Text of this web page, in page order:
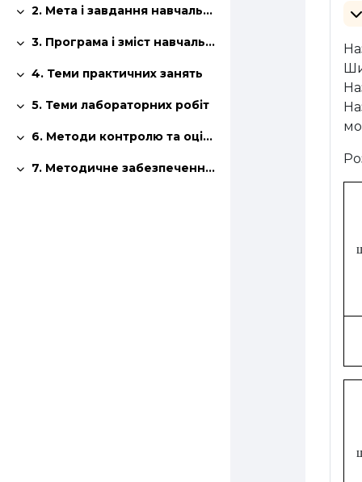
Згорнути
2. Мета і завдання навчальної дисципліни
Згорнути
3. Програма і зміст навчальної дисципліни
Згорнути
4. Теми практичних занять
Згорнути
5. Теми лабораторних робіт
Згорнути
6. Методи контролю та оцінювання знань студентів
Згорнути
7. Методичне забезпечення дисципліни